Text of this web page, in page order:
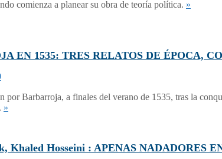
comienza a planear su obra de teoría política. »
EN 1535: TRES RELATOS DE ÉPOCA,
por Barbarroja, a finales del verano de 1535, tras la
»
Khaled Hosseini : APENAS